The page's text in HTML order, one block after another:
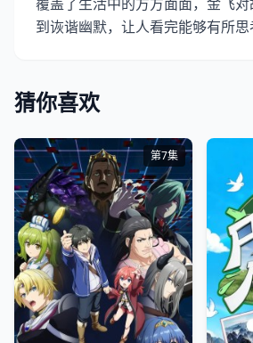
到诙谐幽默，让人看完能够有所思
猜你喜欢
第7集